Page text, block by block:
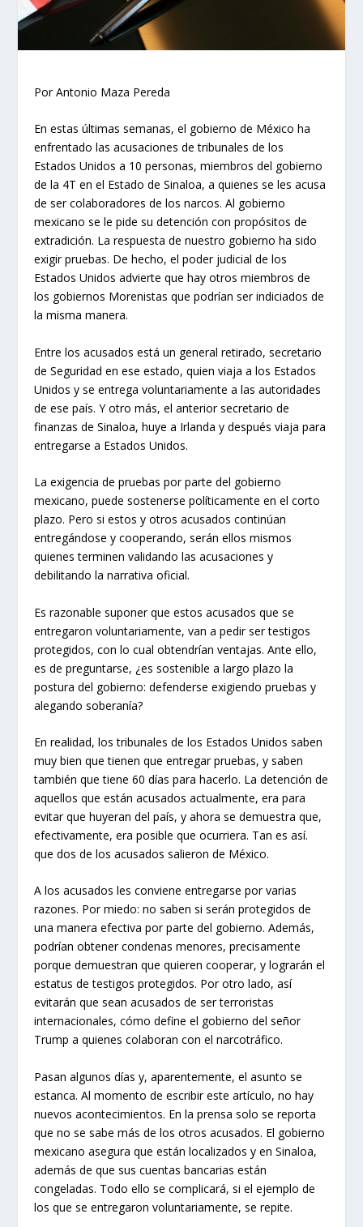
Por Antonio Maza Pereda
En estas últimas semanas, el gobierno de México ha
enfrentado las acusaciones de tribunales de los
Estados Unidos a 10 personas, miembros del gobierno
de la 4T en el Estado de Sinaloa, a quienes se les acusa
de ser colaboradores de los narcos. Al gobierno
mexicano se le pide su detención con propósitos de
extradición. La respuesta de nuestro gobierno ha sido
exigir pruebas. De hecho, el poder judicial de los
Estados Unidos advierte que hay otros miembros de
los gobiernos Morenistas que podrían ser indiciados de
la misma manera.
Entre los acusados está un general retirado, secretario
de Seguridad en ese estado, quien viaja a los Estados
Unidos y se entrega voluntariamente a las autoridades
de ese país. Y otro más, el anterior secretario de
finanzas de Sinaloa, huye a Irlanda y después viaja para
entregarse a Estados Unidos.
La exigencia de pruebas por parte del gobierno
mexicano, puede sostenerse políticamente en el corto
plazo. Pero si estos y otros acusados continúan
entregándose y cooperando, serán ellos mismos
quienes terminen validando las acusaciones y
debilitando la narrativa oficial.
Es razonable suponer que estos acusados que se
entregaron voluntariamente, van a pedir ser testigos
protegidos, con lo cual obtendrían ventajas. Ante ello,
es de preguntarse, ¿es sostenible a largo plazo la
postura del gobierno: defenderse exigiendo pruebas y
alegando soberanía?
En realidad, los tribunales de los Estados Unidos saben
muy bien que tienen que entregar pruebas, y saben
también que tiene 60 días para hacerlo. La detención de
aquellos que están acusados actualmente, era para
evitar que huyeran del país, y ahora se demuestra que,
efectivamente, era posible que ocurriera. Tan es así.
que dos de los acusados salieron de México.
A los acusados les conviene entregarse por varias
razones. Por miedo: no saben si serán protegidos de
una manera efectiva por parte del gobierno. Además,
podrían obtener condenas menores, precisamente
porque demuestran que quieren cooperar, y lograrán el
estatus de testigos protegidos. Por otro lado, así
evitarán que sean acusados de ser terroristas
internacionales, cómo define el gobierno del señor
Trump a quienes colaboran con el narcotráfico.
Pasan algunos días y, aparentemente, el asunto se
estanca. Al momento de escribir este artículo, no hay
nuevos acontecimientos. En la prensa solo se reporta
que no se sabe más de los otros acusados. El gobierno
mexicano asegura que están localizados y en Sinaloa,
además de que sus cuentas bancarias están
congeladas. Todo ello se complicará, si el ejemplo de
los que se entregaron voluntariamente, se repite.